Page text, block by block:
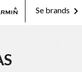
Se brands 